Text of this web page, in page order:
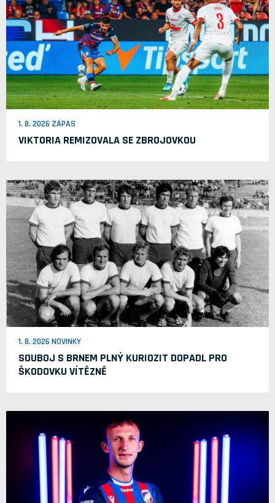
1. 8. 2026 ZÁPAS
VIKTORIA REMIZOVALA SE ZBROJOVKOU
1. 8. 2026 NOVINKY
SOUBOJ S BRNEM PLNÝ KURIOZIT DOPADL PRO
ŠKODOVKU VÍTĚZNĚ